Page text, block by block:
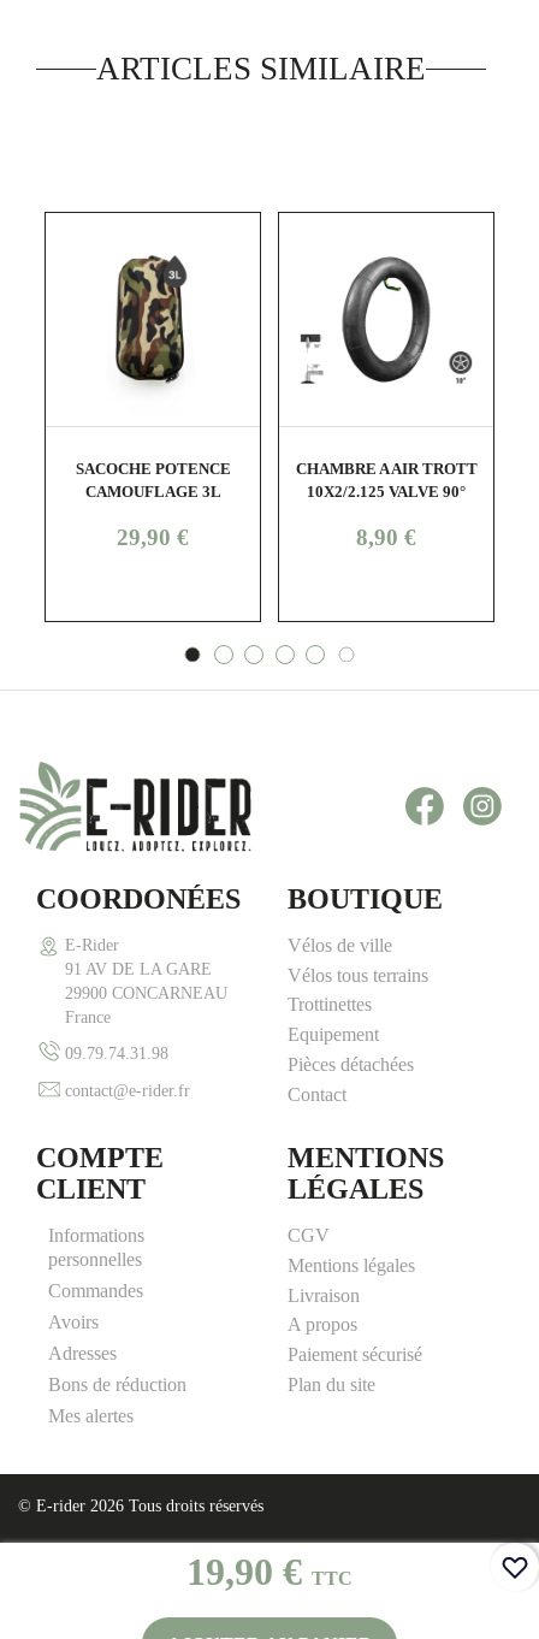
19,90 € TTC
ARTICLES SIMILAIRE
shopping_cart visibility
SACOCHE POTENCE
CAMOUFLAGE 3L
Prix
29,90 €
shopping_cart visibility
CHAMBRE A AIR TROTT
10X2/2.125 VALVE 90°
Prix
8,90 €
Facebook
COORDONÉES
E-Rider
91 AV DE LA GARE
29900 CONCARNEAU
France
09.79.74.31.98
contact@e-rider.fr
BOUTIQUE
Vélos de ville
Vélos tous terrains
Trottinettes
Equipement
Pièces détachées
Contact
COMPTE
CLIENT
Informations
personnelles
Commandes
Avoirs
Adresses
Bons de réduction
Mes alertes
MENTIONS
LÉGALES
CGV
Mentions légales
Livraison
A propos
Paiement sécurisé
Plan du site
© E-rider 2026 Tous droits réservés